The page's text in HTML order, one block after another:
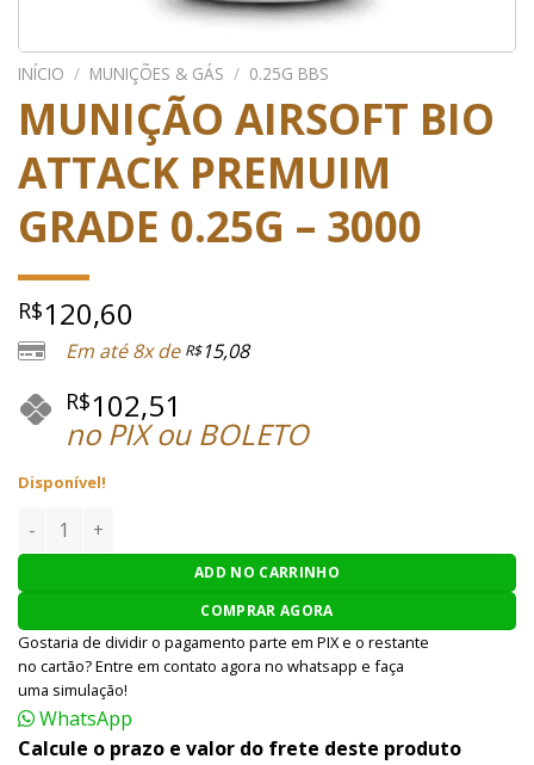
INÍCIO / MUNIÇÕES & GÁS / 0.25G BBS
MUNIÇÃO AIRSOFT BIO
ATTACK PREMUIM
GRADE 0.25G – 3000
R$120,60
Em até 8x de R$15,08
R$102,51
no PIX ou BOLETO
Disponível!
MUNIÇÃO AIRSOFT BIO ATTACK PREMUIM GRADE 0.25G -
ADD NO CARRINHO
COMPRAR AGORA
Gostaria de dividir o pagamento parte em PIX e o restante
no cartão? Entre em contato agora no whatsapp e faça
uma simulação!
WhatsApp
Calcule o prazo e valor do frete deste produto